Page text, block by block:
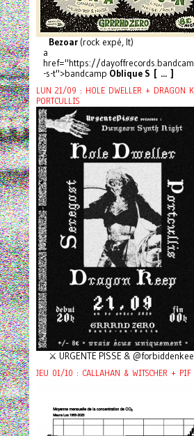
Bezoar(rock expé, It)
a
href="https://
-s-t">bandcamp Oblique S [ ... ]
LUN 21/09 : HOLE DWELLER + DRAGON
PORTCULLIS
⚔️ URGENTE PISSE &
JEU 01/10 : CALLAHAN & WITSCHER + PIF